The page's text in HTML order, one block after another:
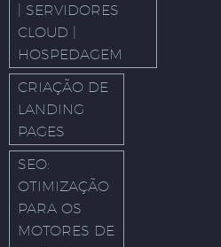
| SERVIDORES
CLOUD |
HOSPEDAGEM
CRIAÇÃO DE
LANDING
PAGES
SEO:
OTIMIZAÇÃO
PARA OS
MOTORES DE